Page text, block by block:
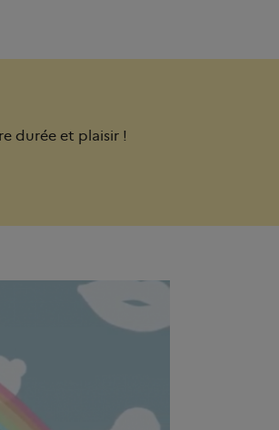
durée et plaisir !